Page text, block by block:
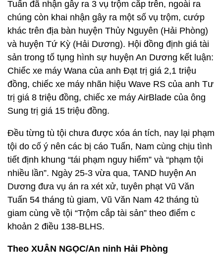
Tuấn đã nhận gây ra 3 vụ trộm cắp trên, ngoài ra
chúng còn khai nhận gây ra một số vụ trộm, cướp
khác trên địa bàn huyện Thủy Nguyên (Hải Phòng)
và huyện Tứ Kỳ (Hải Dương). Hội đồng định giá tài
sản trong tố tụng hình sự huyện An Dương kết luận:
Chiếc xe máy Wana của anh Đạt trị giá 2,1 triệu
đồng, chiếc xe máy nhãn hiệu Wave RS của anh Tư
trị giá 8 triệu đồng, chiếc xe máy AirBlade của ông
Sung trị giá 15 triệu đồng.
Đều từng tù tội chưa được xóa án tích, nay lại phạm
tội do cố ý nên các bị cáo Tuấn, Nam cùng chịu tình
tiết định khung “tái phạm nguy hiểm” và “phạm tội
nhiều lần”. Ngày 25-3 vừa qua, TAND huyện An
Dương đưa vụ án ra xét xử, tuyên phạt Vũ Văn
Tuấn 54 tháng tù giam, Vũ Văn Nam 42 tháng tù
giam cùng về tội “Trộm cắp tài sản” theo điểm c
khoản 2 điều 138-BLHS.
Theo XUÂN NGỌC/An ninh Hải Phòng